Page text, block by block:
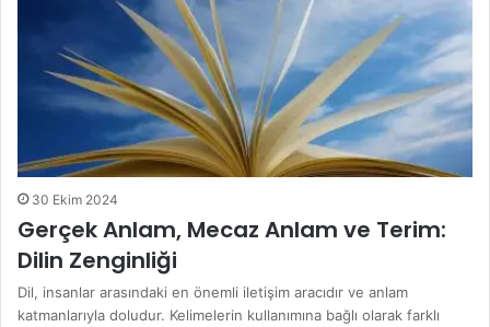
30 Ekim 2024
Gerçek Anlam, Mecaz Anlam ve Terim:
Dilin Zenginliği
Dil, insanlar arasındaki en önemli iletişim aracıdır ve anlam
katmanlarıyla doludur. Kelimelerin kullanımına bağlı olarak farklı